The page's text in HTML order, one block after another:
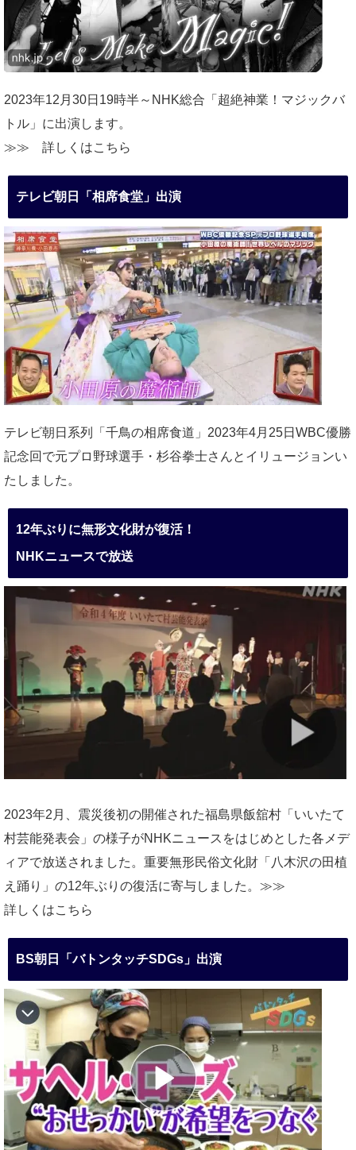
2023年12月30日19時半～NHK総合「超絶神業！マジックバ
トル」に出演します。
≫≫ 詳しくはこちら
テレビ朝日「相席食堂」出演
テレビ朝日系列「千鳥の相席食道」2023年4月25日WBC優勝
記念回で元プロ野球選手・杉谷拳士さんとイリュージョンい
たしました。
12年ぶりに無形文化財が復活！
NHKニュースで放送
2023年2月、震災後初の開催された福島県飯舘村「いいたて
村芸能発表会」の様子がNHKニュースをはじめとした各メデ
ィアで放送されました。重要無形民俗文化財「八木沢の田植
え踊り」の12年ぶりの復活に寄与しました。≫≫
詳しくはこちら
BS朝日「バトンタッチSDGs」出演